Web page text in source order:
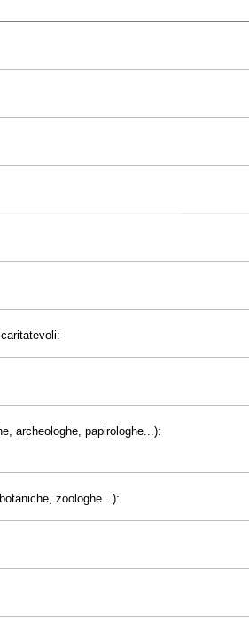
archeologhe, papirologhe...):
zoologhe...):